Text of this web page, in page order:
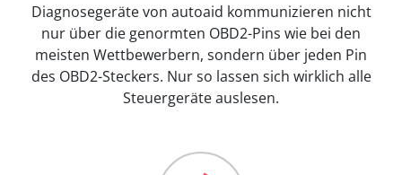
Diagnosegeräte von autoaid kommunizieren nicht
nur über die genormten OBD2-Pins wie bei den
meisten Wettbewerbern, sondern über jeden Pin
des OBD2-Steckers. Nur so lassen sich wirklich alle
Steuergeräte auslesen.